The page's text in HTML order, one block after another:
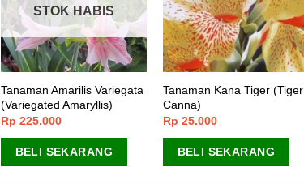
STOK HABIS
Tanaman Amarilis Variegata
(Variegated Amaryllis)
Rp 225.000
BELI SEKARANG
Tanaman Kana Tiger (Tiger
Canna)
Rp 25.000
BELI SEKARANG